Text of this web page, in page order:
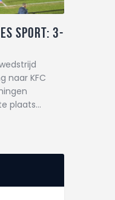
Sport: 3-
naar KFC
plaats…